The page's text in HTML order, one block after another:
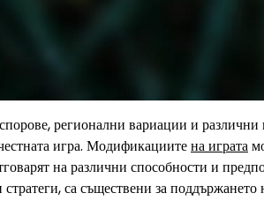
регионални вариации и
игра. Модификациитена играта
на различни способности и
са съществени за поддържането